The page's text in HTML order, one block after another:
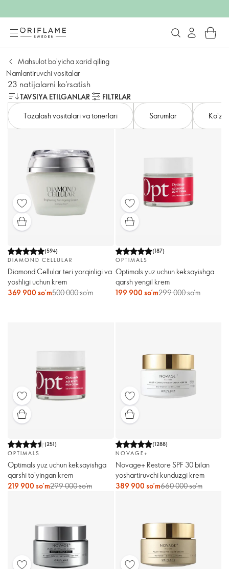
Mahsulot bo'yicha xarid qiling
Namlantiruvchi vositalar
23 natijalarni ko'rsatish
TAVSIYA ETILGANLAR
FILTRLAR
Tozalash vositalari va tonerlari
Sarumlar
(594)
DIAMOND CELLULAR
Diamond Cellular teri yorqinligi va
yoshligi uchun krem
369 900 so’m500 000 so’m
(187)
OPTIMALS
Optimals yuz uchun keksayishga
qarsh yengil krem
199 900 so’m299 000 so’m
(251)
OPTIMALS
Optimals yuz uchun keksayishga
qarshi to'yingan krem
219 900 so’m299 000 so’m
(1288)
NOVAGE+
Novage+ Restore SPF 30 bilan
yoshartiruvchi kunduzgi krem
389 900 so’m660 000 so’m